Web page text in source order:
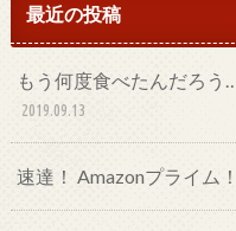
最近の投稿
もう何度食べたんだろう
2019.09.13
速達！ Amazonプライム